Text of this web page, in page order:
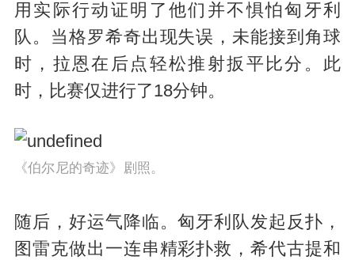
用实际行动证明了他们并不惧怕匈牙利
队。当格罗希奇出现失误，未能接到角球
时，拉恩在后点轻松推射扳平比分。此
时，比赛仅进行了18分钟。
《伯尔尼的奇迹》剧照。
随后，好运气降临。匈牙利队发起反扑，
图雷克做出一连串精彩扑救，希代古提和